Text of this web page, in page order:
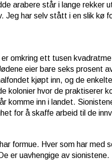
arabere står i lange rekker
Jeg har selv stått i en slik kø
omkring ett tusen
eier bare seks prosent
kjøpt inn, og de
kolonier hvor de praktiserer
komme inn i landet.
for å skaffe arbeid til de
formue. Hver som har med
er uavhengige av sionistene.